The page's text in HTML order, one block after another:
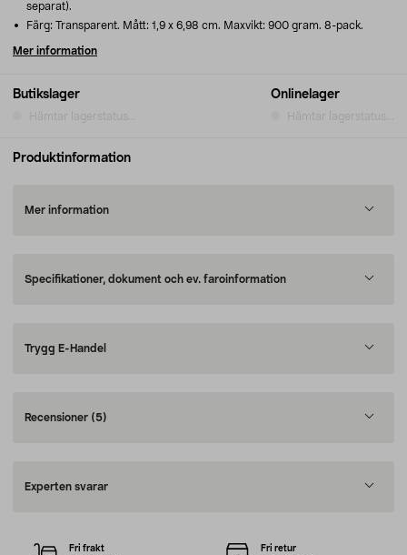
Butikslager
Hämtar lagerstatus...
Onlinelager
Hämtar lagerstatus...
separat).
Färg: Transparent. Mått: 1,9 x 6,98 cm. Maxvikt: 900 gram. 8-pack.
Mer information
Produktinformation
Mer information
Specifikationer, dokument och ev. faroinformation
Trygg E-Handel
Recensioner (5)
Experten svarar
Fri frakt Fri retur